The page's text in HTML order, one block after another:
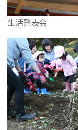
生活発表会